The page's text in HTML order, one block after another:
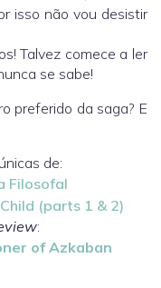
isso não vou desistir
Talvez comece a ler
se sabe!
preferido da saga? E
únicas de:
Filosofal
(parts 1 & 2)
:
of Azkaban